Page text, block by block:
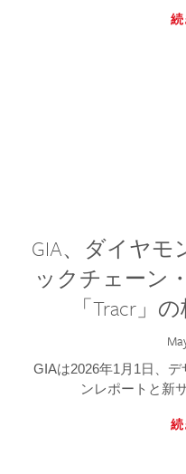
GIA、ダイヤモ
ックチェーン
「Tracr」
GIAは2026年1月1日、
ンレポートと新